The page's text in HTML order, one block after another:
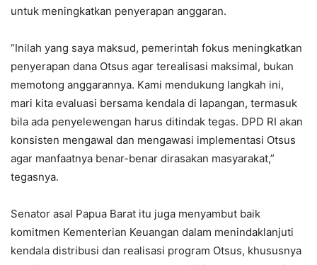
untuk meningkatkan penyerapan anggaran.
“Inilah yang saya maksud, pemerintah fokus meningkatkan
penyerapan dana Otsus agar terealisasi maksimal, bukan
memotong anggarannya. Kami mendukung langkah ini,
mari kita evaluasi bersama kendala di lapangan, termasuk
bila ada penyelewengan harus ditindak tegas. DPD RI akan
konsisten mengawal dan mengawasi implementasi Otsus
agar manfaatnya benar-benar dirasakan masyarakat,”
tegasnya.
Senator asal Papua Barat itu juga menyambut baik
komitmen Kementerian Keuangan dalam menindaklanjuti
kendala distribusi dan realisasi program Otsus, khususnya